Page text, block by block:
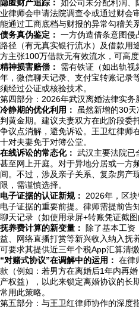
隐匿财产追踪： 如公司未分配利润、
业律师会申请法院调查令或通过财会
能通过工商底档与财报的异常勾稽关
债务真伪鉴定： 一方伪造借条意图侵
路径（有无真实银行流水）及借款用
方主张100万借款无有效流水，可高度
精神损害赔偿：
需有铁证（如出轨
年，微信聊天记录、支付宝转账记录
须经过公证或核验技术。
第四部分：2026年武汉离婚法律实务
冷静期的优化利用： 虽然新增的30
判黄金期。建议夫妻双方在此阶段委
争议点消解，避免诉讼。王卫红律师
十对夫妻免于对簿公堂。
在线诉讼的常态化： 武汉主要法院已
甚至网上开庭。对于异地分居或一方
间。不过，涉及亲子关系、复杂房产
限，需谨慎选择。
电子证据的认证新规： 2026年，区
电子证据的重要前提。律师需提前告
聊天记录（如使用录屏+转账凭证截图
抚养费计算的新变量：
除了基本工资
益、网络直播打赏等新兴收入纳入抚
可要求其提供近三年个税App汇算清缴
“对赌式协议”在调解中的运用： 在律
款（例如：若男方在离婚后1年内再
产权益），以此来锁定离婚协议的长
常用此策略。
第五部分：与王卫红律师协作的深度